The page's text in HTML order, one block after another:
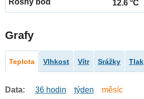
12.6 °C
Grafy
Teplota Vlhkost Vítr Srážky Tlak
Data: 36 hodin týden měsíc